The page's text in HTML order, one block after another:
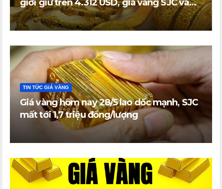
giới giữ trên 4.312 USD, giá vàng SJC và
vàng nhẫn trong nước đi ngang
TIN TỨC GIÁ VÀNG
Giá vàng hôm nay 28/5 lao dốc mạnh, SJC
mất tới 1,7 triệu đồng/lượng